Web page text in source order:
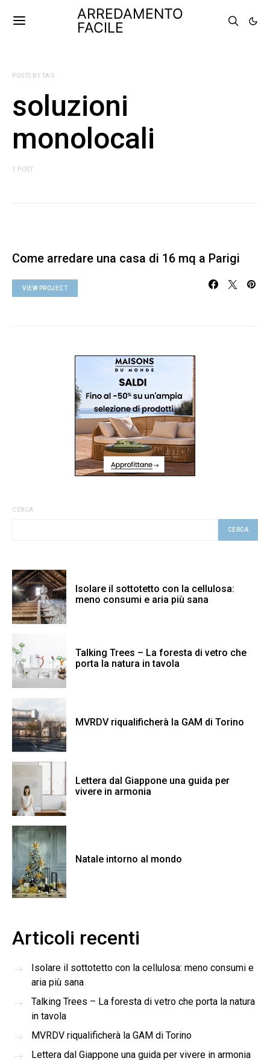
ARREDAMENTO
FACILE
POSTS BY TAG
soluzioni
monolocali
1 POST
Come arredare una casa di 16 mq a Parigi
VIEW PROJECT
CERCA
CERCA
Isolare il sottotetto con la cellulosa:
meno consumi e aria più sana
Talking Trees – La foresta di vetro che
porta la natura in tavola
MVRDV riqualificherà la GAM di Torino
Lettera dal Giappone una guida per
vivere in armonia
Natale intorno al mondo
Articoli recenti
Isolare il sottotetto con la cellulosa: meno consumi e
aria più sana
Talking Trees – La foresta di vetro che porta la natura
in tavola
MVRDV riqualificherà la GAM di Torino
Lettera dal Giappone una guida per vivere in armonia